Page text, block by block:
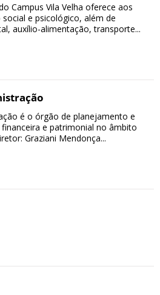
Campus Vila Velha oferece aos
e psicológico, além de
auxílio-alimentação, transporte...
é o órgão de planejamento e
e patrimonial no âmbito
Graziani Mendonça...